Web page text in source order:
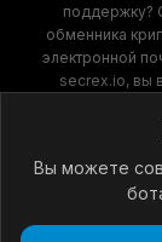
поддержку?
обменника
электронной
secrex.io, вы
гарантирует
Вы можете